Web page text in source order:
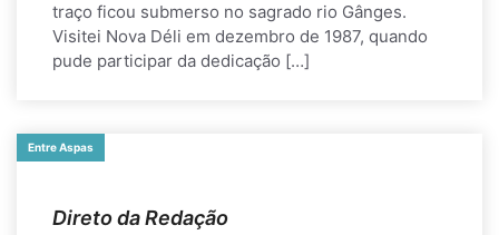
traço ficou submerso no sagrado rio Gânges.
Visitei Nova Déli em dezembro de 1987, quando
pude participar da dedicação […]
Entre Aspas
Direto da Redação